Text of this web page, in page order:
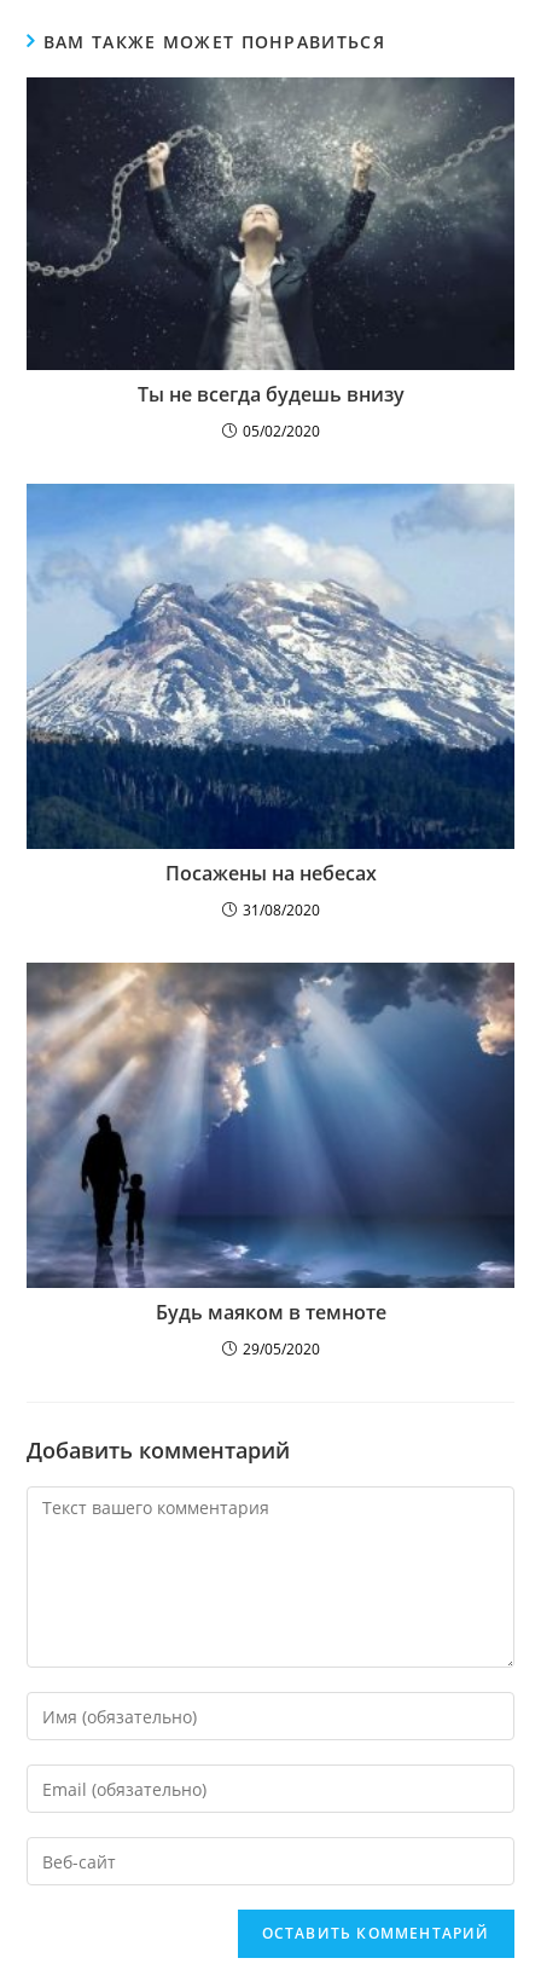
ВАМ ТАКЖЕ МОЖЕТ ПОНРАВИТЬСЯ
Ты не всегда будешь внизу
05/02/2020
Посажены на небесах
31/08/2020
Будь маяком в темноте
29/05/2020
Добавить комментарий